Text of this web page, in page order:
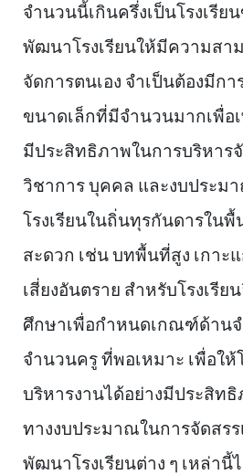
จำนวนนี้เกินครึ่งเป็นโรงเรีย
พัฒนาโรงเรียนให้มีความสา
จัดการตนเอง จำเป็นต้องมีกา
ขนาดเล็กที่มีจำนวนมากเพื่อ
มีประสิทธิภาพในการบริหาร
วิชาการ บุคคล และงบประม
โรงเรียนในถิ่นทุรกันดารใน
สะดวก เช่น บทพื้นที่สูง เกาะ
เสี่ยงอันตราย สำหรับโรงเรีย
ศึกษาเพื่อกำหนดเกณฑ์ด้าน
จำนวนครู ที่พอเหมาะ เพื่อให้
บริหารงานได้อย่างมีประสิท
ทางงบประมาณในการจัดสร
พัฒนาโรงเรียนต่าง ๆ เหล่านี้